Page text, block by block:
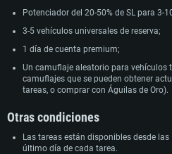
Potenciador del 20-50% de SL para 3-
3-5 vehículos universales de reserva;
1 día de cuenta premium;
Un camuflaje aleatorio para vehículos
camuflajes que se pueden obtener
tareas, o comprar con Águilas de Oro).
Otras condiciones
Las tareas están disponibles desde
último día de cada tarea.